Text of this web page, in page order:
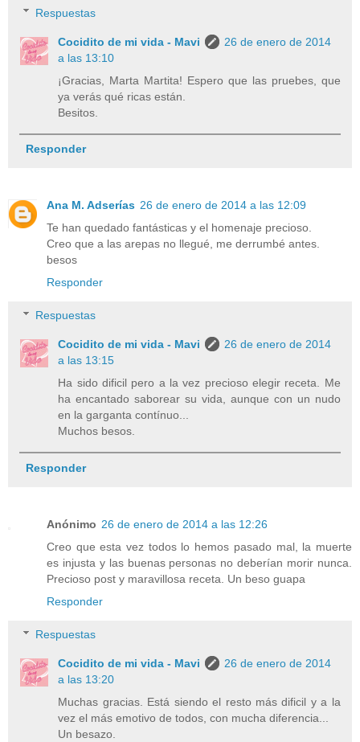
Respuestas
Cocidito de mi vida - Mavi
26 de enero de 2014
a las 13:10
¡Gracias, Marta Martita! Espero que las pruebes, que
ya verás qué ricas están.
Besitos.
Responder
Ana M. Adserías 26 de enero de 2014 a las 12:09
Te han quedado fantásticas y el homenaje precioso.
Creo que a las arepas no llegué, me derrumbé antes.
besos
Responder
Respuestas
Cocidito de mi vida - Mavi
26 de enero de 2014
a las 13:15
Ha sido dificil pero a la vez precioso elegir receta. Me
ha encantado saborear su vida, aunque con un nudo
en la garganta contínuo...
Muchos besos.
Responder
Anónimo 26 de enero de 2014 a las 12:26
Creo que esta vez todos lo hemos pasado mal, la muerte
es injusta y las buenas personas no deberían morir nunca.
Precioso post y maravillosa receta. Un beso guapa
Responder
Respuestas
Cocidito de mi vida - Mavi
26 de enero de 2014
a las 13:20
Muchas gracias. Está siendo el resto más dificil y a la
vez el más emotivo de todos, con mucha diferencia...
Un besazo.